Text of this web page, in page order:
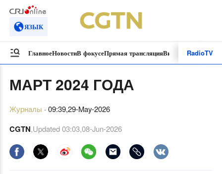
ЯЗЫК
ГлавноеНовостиВ фокусеПрямая трансляцияВидеоролики
RadioTV
МАРТ 2024 ГОДА
Журналы · 09:39,29-May-2026
CGTN,Updated03:03,08-Jun-2026